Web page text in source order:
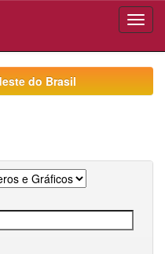
do Brasil